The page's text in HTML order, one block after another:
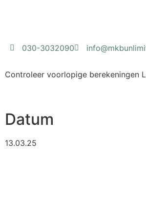
030-3032090
Controleer voorlopige berekeningen
Datum
13.03.25